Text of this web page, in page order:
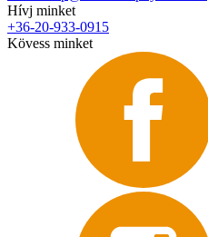
Hívj minket
+36-20-933-0915
Kövess minket